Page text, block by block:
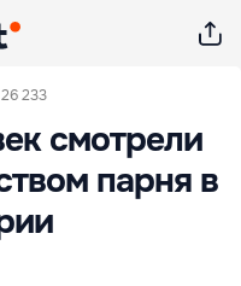
26 233
смотрели
парня в